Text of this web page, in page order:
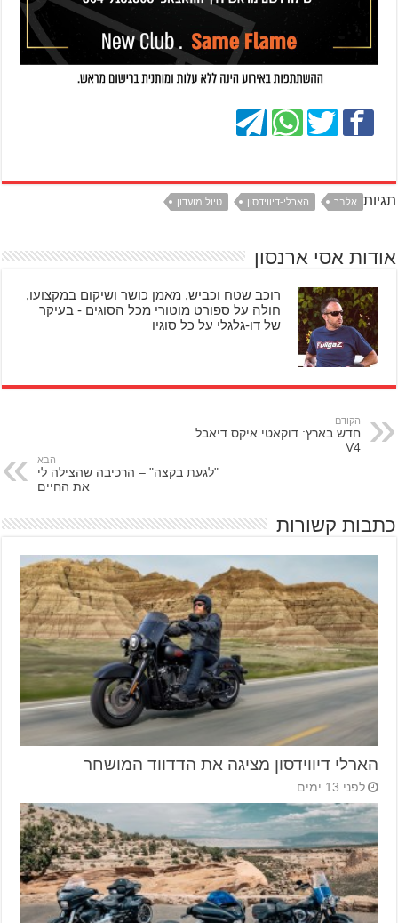
תגיות אלבר הארלי-דיווידסון טיול מועדון
אודות אסי ארנסון
רוכב שטח וכביש, מאמן כושר ושיקום במקצועו,
חולה על ספורט מוטורי מכל הסוגים - בעיקר
של דו-גלגלי על כל סוגיו
הקודם
חדש בארץ: דוקאטי איקס דיאבל
V4
הבא
"לגעת בקצה" – הרכיבה שהצילה לי
את החיים
כתבות קשורות
הארלי דיווידסון מציגה את הדדווד המושחר
לפני 13 ימים